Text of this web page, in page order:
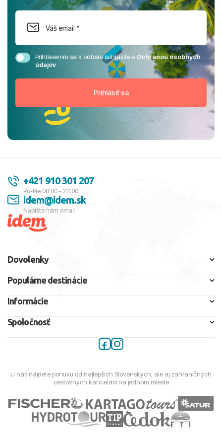
Prihlásením sa k odberu súhlasíte sOchranou osobných
údajov
+421 910 301 207
Po-Ne 08:00 - 22:00
idem@idem.sk
Napíšte nám email
Dovolenky
Populárne destinácie
Informácie
Spoločnosť
U nás nájdete ponuku od najlepších Slovenských, ale aj zahraničných
cestovných kancelárií na jednom mieste